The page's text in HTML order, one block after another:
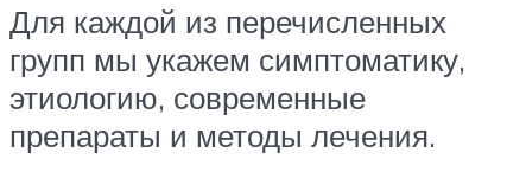
Для каждой из перечисленных
групп мы укажем симптоматику,
этиологию, современные
препараты и методы лечения.